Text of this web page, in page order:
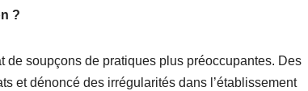
?
soupçons de pratiques plus préoccupantes. Des
et dénoncé des irrégularités dans l’établissement